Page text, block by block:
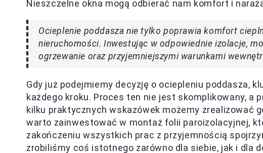
Nieszczelne okna mogą odbierać nam komfort i
Ocieplenie poddasza nie tylko poprawia komfort
nieruchomości. Inwestując w odpowiednie izolacje,
ogrzewanie oraz przyjemniejszymi warunkami
Gdy już podejmiemy decyzję o ociepleniu poddasza,
każdego kroku. Proces ten nie jest skomplikowany, a
kilku praktycznych wskazówek możemy zrealizować
warto zainwestować w montaż folii paroizolacyjnej,
zakończeniu wszystkich prac z przyjemnością
zrobiliśmy coś istotnego zarówno dla siebie, jak i dla